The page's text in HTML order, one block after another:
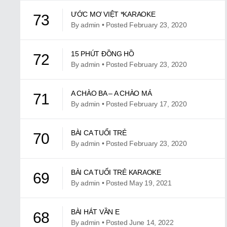
73
ƯỚC MƠ VIỆT *KARAOKE
By admin • Posted February 23, 2020
72
15 PHÚT ĐỒNG HỒ
By admin • Posted February 23, 2020
71
A CHÀO BA – A CHÀO MÁ
By admin • Posted February 17, 2020
70
BÀI CA TUỔI TRẺ
By admin • Posted February 23, 2020
69
BÀI CA TUỔI TRẺ KARAOKE
By admin • Posted May 19, 2021
68
BÀI HÁT VẦN E
By admin • Posted June 14, 2022